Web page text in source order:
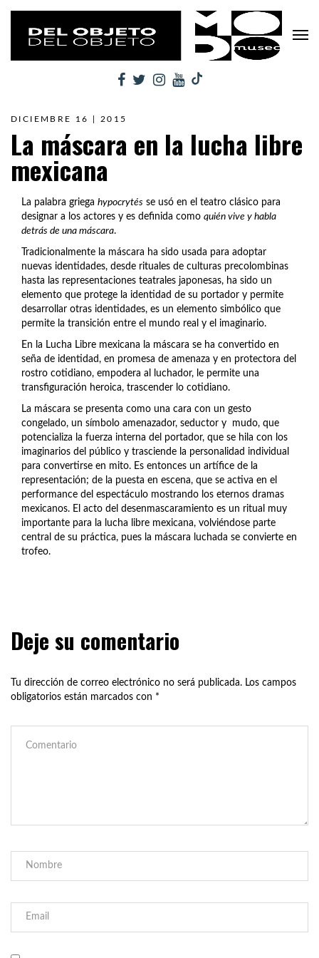
DICIEMBRE 16 | 2015
La máscara en la lucha libre
mexicana
La palabra griega hypocrytés se usó en el teatro clásico para
designar a los actores y es definida como quién vive y habla
detrás de una máscara.
Tradicionalmente la máscara ha sido usada para adoptar
nuevas identidades, desde rituales de culturas precolombinas
hasta las representaciones teatrales japonesas, ha sido un
elemento que protege la identidad de su portador y permite
desarrollar otras identidades, es un elemento simbólico que
permite la transición entre el mundo real y el imaginario.
En la Lucha Libre mexicana la máscara se ha convertido en
seña de identidad, en promesa de amenaza y en protectora del
rostro cotidiano, empodera al luchador, le permite una
transfiguración heroica, trascender lo cotidiano.
La máscara se presenta como una cara con un gesto
congelado, un símbolo amenazador, seductor y mudo, que
potencializa la fuerza interna del portador, que se hila con los
imaginarios del público y trasciende la personalidad individual
para convertirse en mito. Es entonces un artífice de la
representación; de la puesta en escena, que se activa en el
performance del espectáculo mostrando los eternos dramas
mexicanos. El acto del desenmascaramiento es un ritual muy
importante para la lucha libre mexicana, volviéndose parte
central de su práctica, pues la máscara luchada se convierte en
trofeo.
Deje su comentario
Tu dirección de correo electrónico no será publicada. Los campos
obligatorios están marcados con *